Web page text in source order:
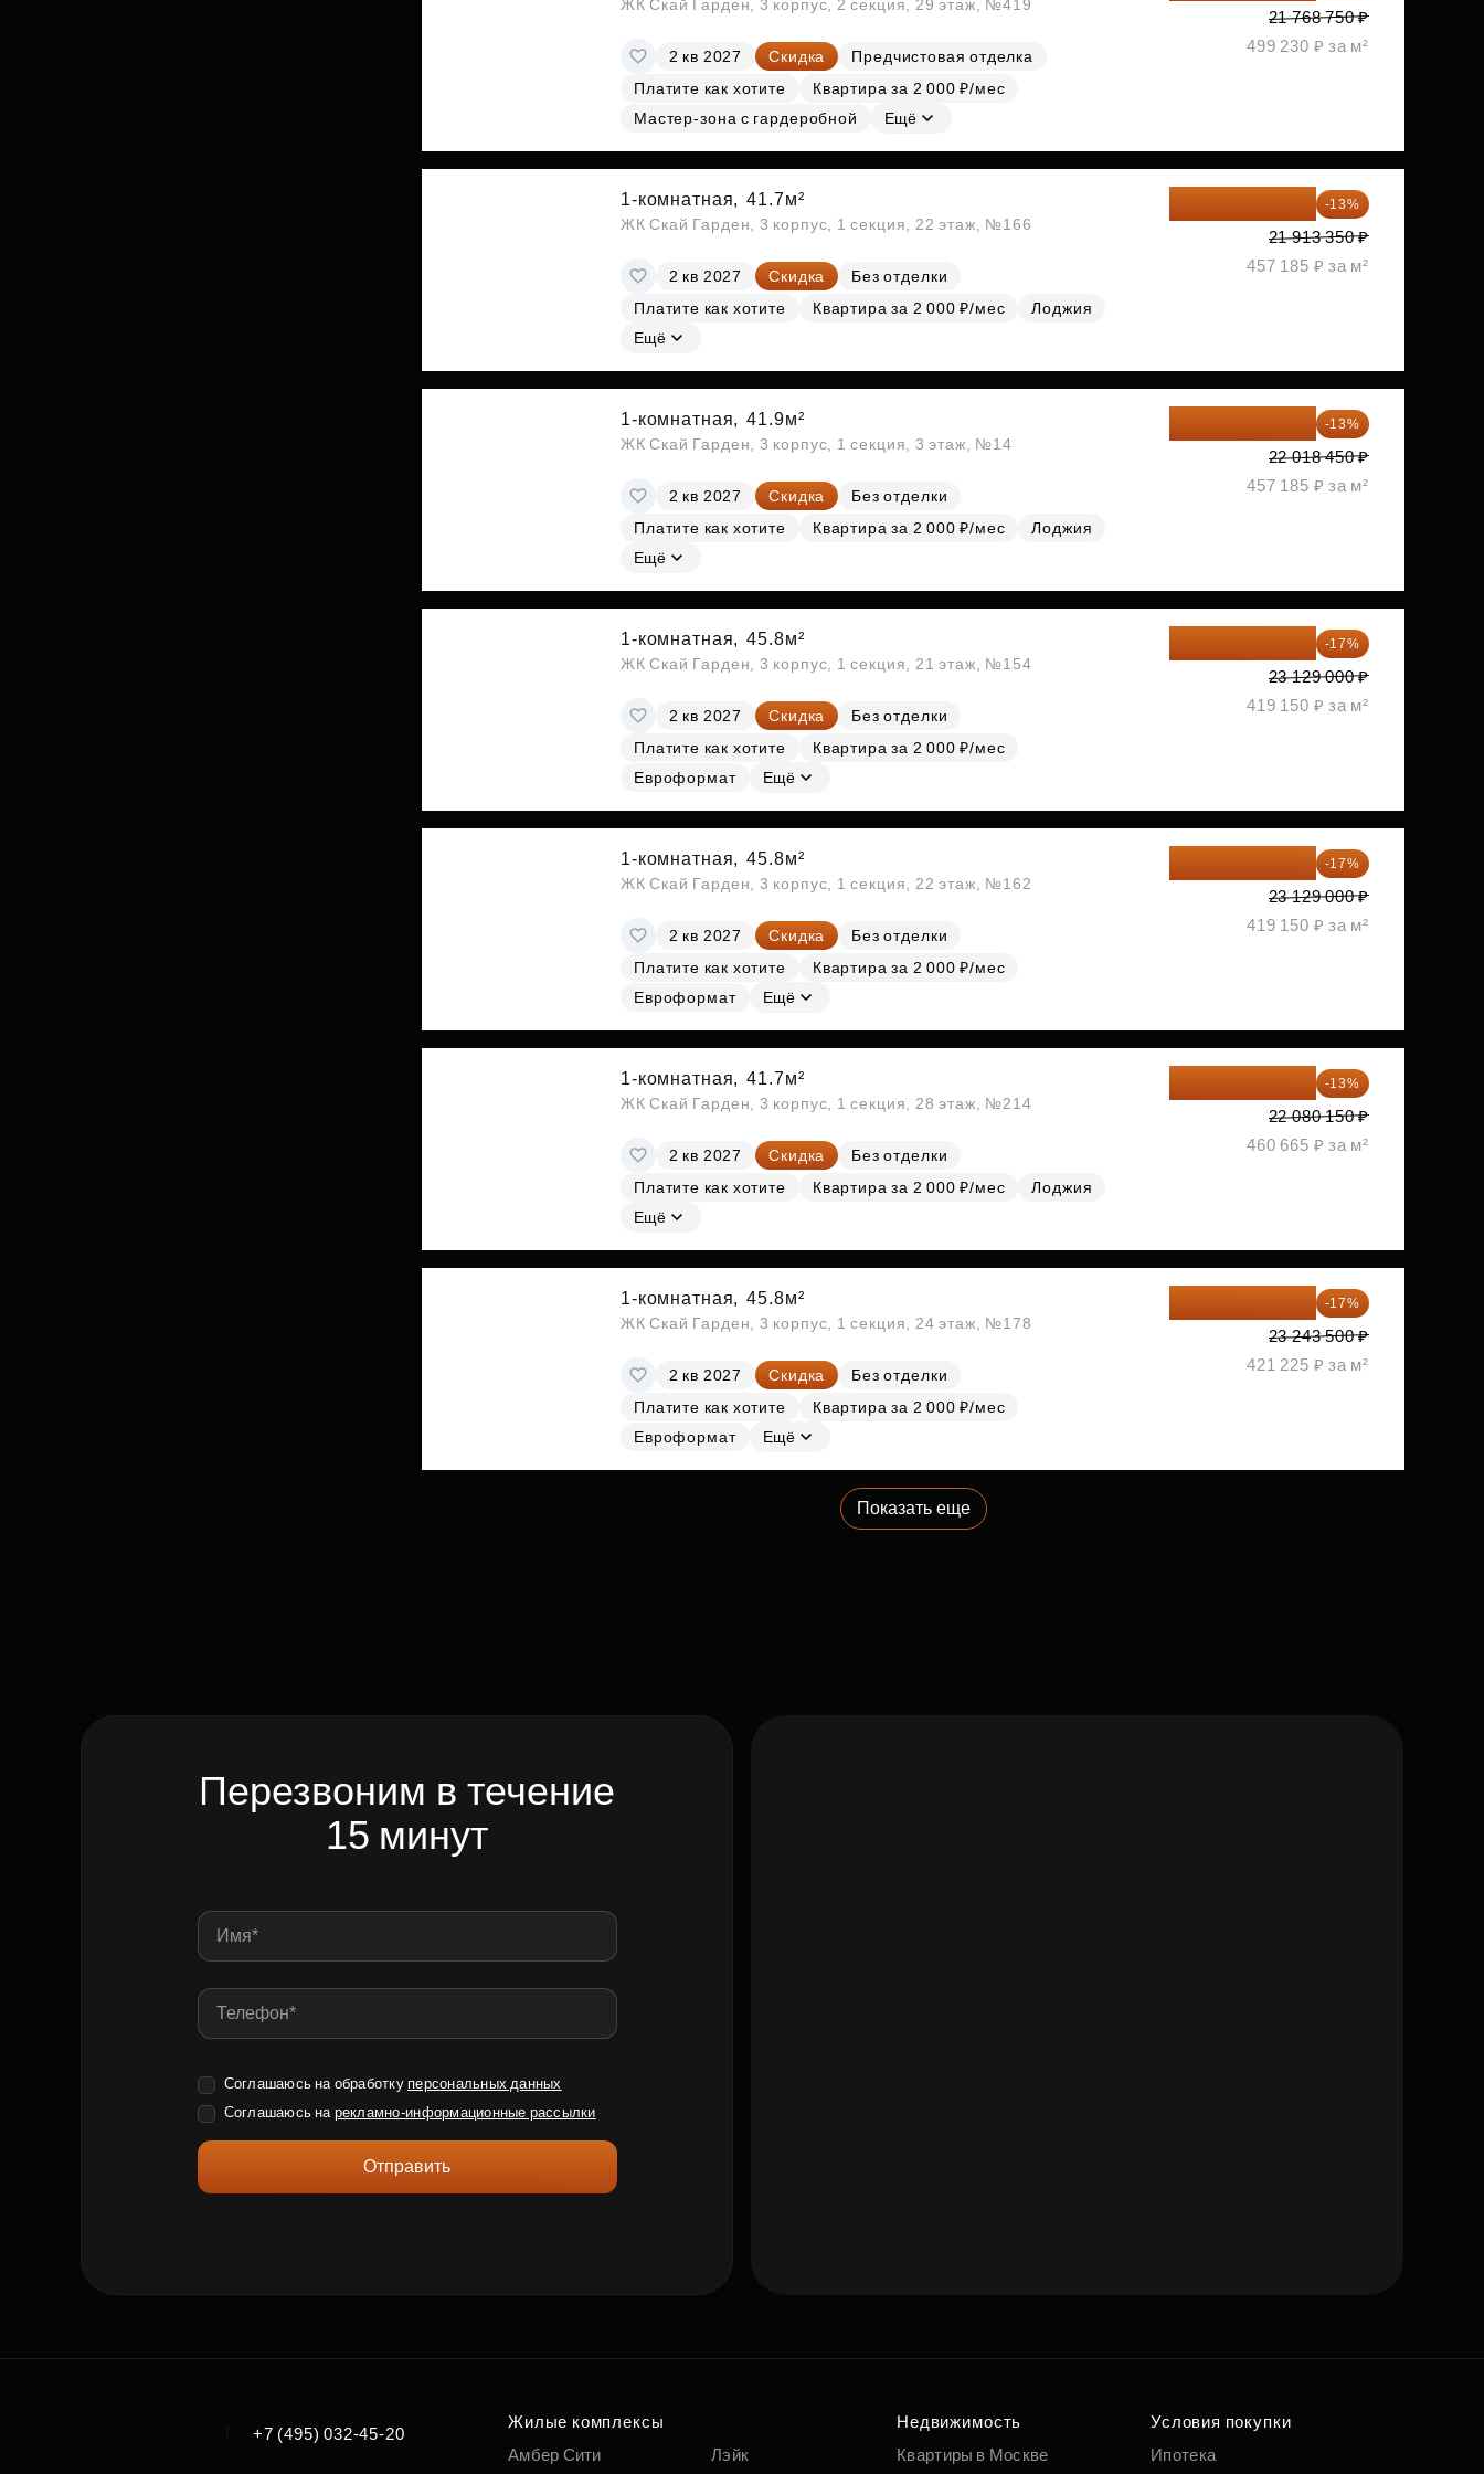
ЖК Скай Гарден, 3 корпус, 2 секция, 29 этаж, №419
2 кв 2027 Скидка
Предчистовая отделка
Платите как хотите
Квартира за 2 000 ₽/мес
Мастер-зона с гардеробной
Ещё
21 768 750 ₽
499 230 ₽ за м²
1-комнатная, 41.7м²
ЖК Скай Гарден, 3 корпус, 1 секция, 22 этаж, №166
2 кв 2027 Скидка
Без отделки
Платите как хотите
Квартира за 2 000 ₽/мес
Лоджия
Ещё
-13%
21 913 350 ₽
457 185 ₽ за м²
1-комнатная, 41.9м²
ЖК Скай Гарден, 3 корпус, 1 секция, 3 этаж, №14
2 кв 2027 Скидка
Без отделки
Платите как хотите
Квартира за 2 000 ₽/мес
Лоджия
Ещё
-13%
22 018 450 ₽
457 185 ₽ за м²
1-комнатная, 45.8м²
ЖК Скай Гарден, 3 корпус, 1 секция, 21 этаж, №154
2 кв 2027 Скидка
Без отделки
Платите как хотите
Квартира за 2 000 ₽/мес
Евроформат
Ещё
-17%
23 129 000 ₽
419 150 ₽ за м²
1-комнатная, 45.8м²
ЖК Скай Гарден, 3 корпус, 1 секция, 22 этаж, №162
2 кв 2027 Скидка
Без отделки
Платите как хотите
Квартира за 2 000 ₽/мес
Евроформат
Ещё
-17%
23 129 000 ₽
419 150 ₽ за м²
1-комнатная, 41.7м²
ЖК Скай Гарден, 3 корпус, 1 секция, 28 этаж, №214
2 кв 2027 Скидка
Без отделки
Платите как хотите
Квартира за 2 000 ₽/мес
Лоджия
Ещё
-13%
22 080 150 ₽
460 665 ₽ за м²
1-комнатная, 45.8м²
ЖК Скай Гарден, 3 корпус, 1 секция, 24 этаж, №178
2 кв 2027 Скидка
Без отделки
Платите как хотите
Квартира за 2 000 ₽/мес
Евроформат
Ещё
-17%
23 243 500 ₽
421 225 ₽ за м²
Показать еще
Перезвоним в течение
15 минут
Соглашаюсь на обработку персональных данных
Соглашаюсь на рекламно-информационные рассылки
Отправить
+7 (495) 032-45-20
Жилые комплексы
Амбер Сити
Лэйк
Недвижимость
Квартиры в Москве
Условия покупки
Ипотека